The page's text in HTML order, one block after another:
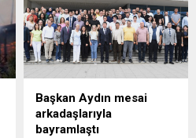
Başkan Aydın mesai
arkadaşlarıyla
bayramlaştı